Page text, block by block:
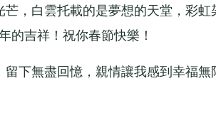
白雲托載的是夢想的天堂，彩虹
的吉祥！祝你春節快樂！
無盡回憶，親情讓我感到幸福無